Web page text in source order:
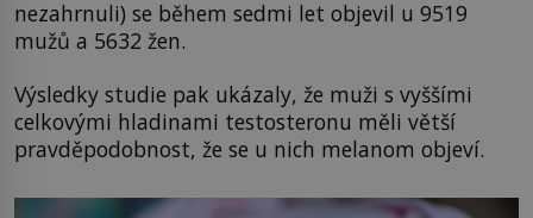
nezahrnuli) se během sedmi let objevil u 9519
mužů a 5632 žen.
Výsledky studie pak ukázaly, že muži s vyššími
celkovými hladinami testosteronu měli větší
pravděpodobnost, že se u nich melanom objeví.